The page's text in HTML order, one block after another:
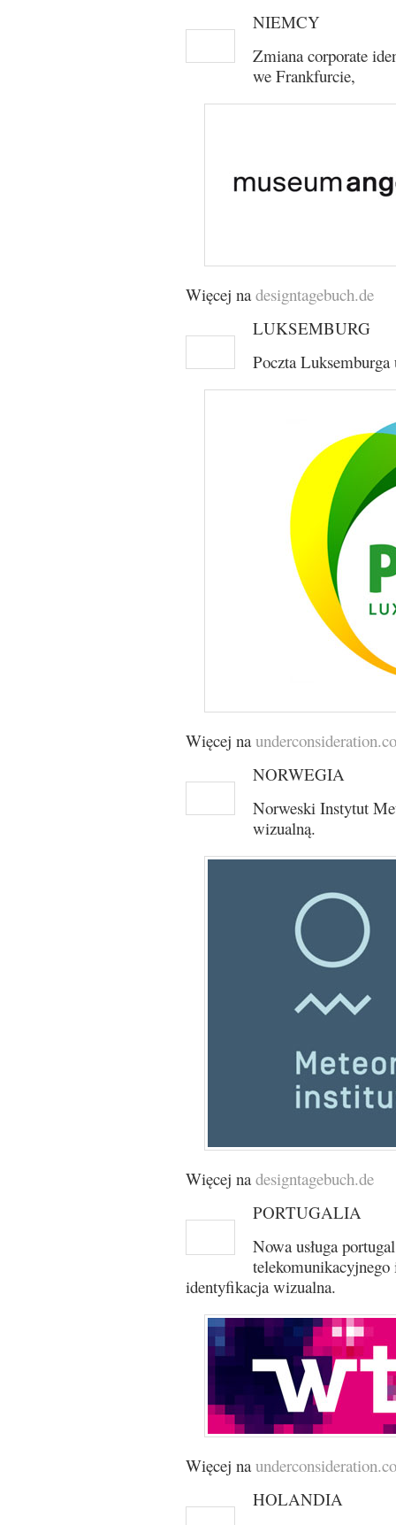
NIEMCY
Zmiana corporate
we Frankfurcie,
Więcej nadesigntagebuch.de
LUKSEMBURG
Poczta
Więcej na
NORWEGIA
Norweski Instytut
wizualną.
Więcej nadesigntagebuch.de
PORTUGALIA
Nowa usługa
identyfikacja wizualna.
Więcej na
HOLANDIA